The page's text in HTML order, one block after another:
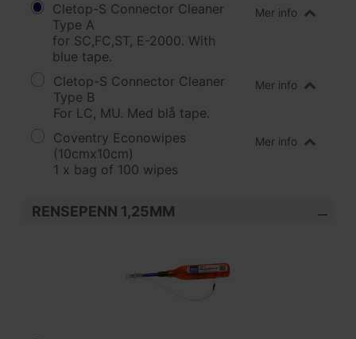
Cletop-S Connector Cleaner
Type A
for SC,FC,ST, E-2000. With
blue tape.
Mer info
Cletop-S Connector Cleaner
Type B
For LC, MU. Med blå tape.
Mer info
Coventry Econowipes
(10cmx10cm)
1 x bag of 100 wipes
Mer info
RENSEPENN 1,25MM